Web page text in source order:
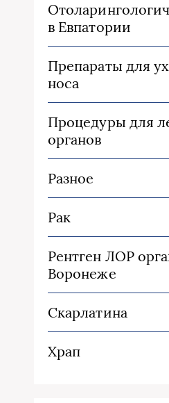
в Евпатории
Препараты для
носа
Процедуры для
органов
Разное
Рак
Рентген ЛОР
Воронеже
Скарлатина
Храп